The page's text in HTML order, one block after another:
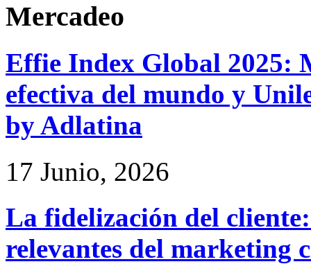
Mercadeo
Effie Index Global 2025:
efectiva del mundo y
by Adlatina
17 Junio, 2026
La fidelización del
relevantes del marketing